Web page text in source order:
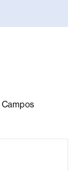
Campos